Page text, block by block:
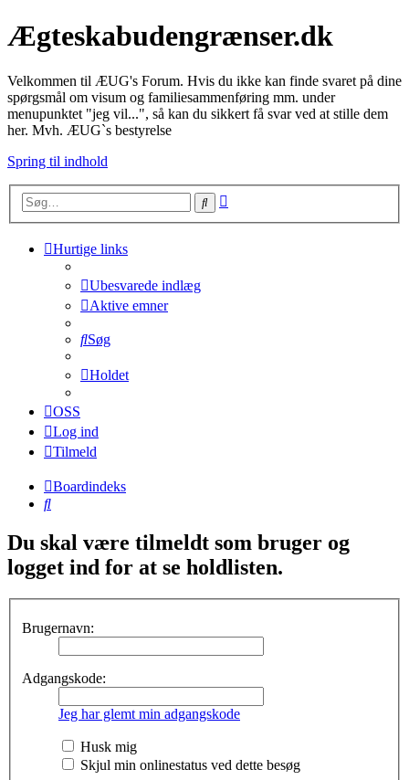
Ægteskabudengrænser.dk
Velkommen til ÆUG's Forum. Hvis du ikke kan finde svaret på dine
spørgsmål om visum og familiesammenføring mm. under
menupunktet "jeg vil...", så kan du sikkert få svar ved at stille dem
her. Mvh. ÆUG`s bestyrelse
Spring til indhold
Søg
Hurtige links
Ubesvarede indlæg
Aktive emner
Søg
Holdet
OSS
Log ind
Tilmeld
Boardindeks
Søg
Du skal være tilmeldt som bruger og
logget ind for at se holdlisten.
Brugernavn:
Adgangskode:
Jeg har glemt min adgangskode
Husk mig
Skjul min onlinestatus ved dette besøg